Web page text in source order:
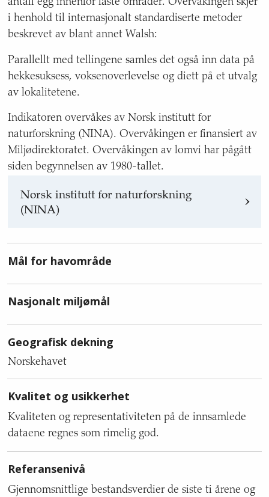
forfattere,
kontaktinformasjon,
datasett
hvem
grunnlaget
også
til.
antall egg innenfor faste områder. Overvåkingen skjer
i henhold til internasjonalt standardiserte metoder
beskrevet av blant annet Walsh:
Parallellt med tellingene samles det også inn data på
hekkesuksess, voksenoverlevelse og diett på et utvalg
av lokalitetene.
Indikatoren overvåkes av Norsk institutt for
naturforskning (NINA). Overvåkingen er finansiert av
Miljødirektoratet. Overvåkingen av lomvi har pågått
siden begynnelsen av 1980-tallet.
Norsk institutt for naturforskning
(NINA)
Mål for havområde
Nasjonalt miljømål
Geografisk dekning
Norskehavet
Kvalitet og usikkerhet
Kvaliteten og representativiteten på de innsamlede
dataene regnes som rimelig god.
Referansenivå
Gjennomsnittlige bestandsverdier de siste ti årene og